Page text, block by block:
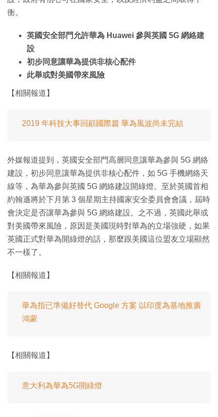
衡。
英國安全部門允許華為 Huawei 參與英國 5G 網絡建
設
初步同意讓華為提供非核心配件
此舉或對美國帶來風險
【相關報道】
2019 年科技大事回顧國際篇 華為風波尚未完結
外媒報道提到，英國安全部門高層同意讓華為參與 5G 網絡
建設，初步同意讓華為提供非核心配件，如 5G 手機網絡天
線等，為華為參與英國 5G 網絡建設開綠燈。至於英國首相
約翰遜將於下月第 3 個星期主持國家安全委員會會議，屆時
會決定是否讓華為參與 5G 網絡建設。之不過，英國此舉或
對美國帶來風險，原因是美國現時對華為的立場強硬，如果
英國正式對華為開綠燈的話，那麼跟美國這位盟友立場顯然
不一樣了。
【相關報道】
華為指已準備好替代 Google 方案 以印度為基地推廣
鴻蒙
【相關報道】
意大利為華為5G開綠燈